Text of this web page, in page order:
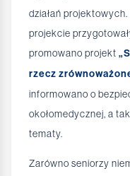
działań
projekcie
promowano projekt
rzecz
informowano o
okołomedycznej, a
tematy.
Zarówno seniorzy